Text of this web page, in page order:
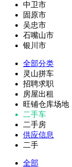
中卫市
固原市
吴忠市
石嘴山市
银川市
全部分类
灵山拼车
招聘求职
房屋出租
旺铺仓库场地
二手车
二手房
供应信息
二手
全部